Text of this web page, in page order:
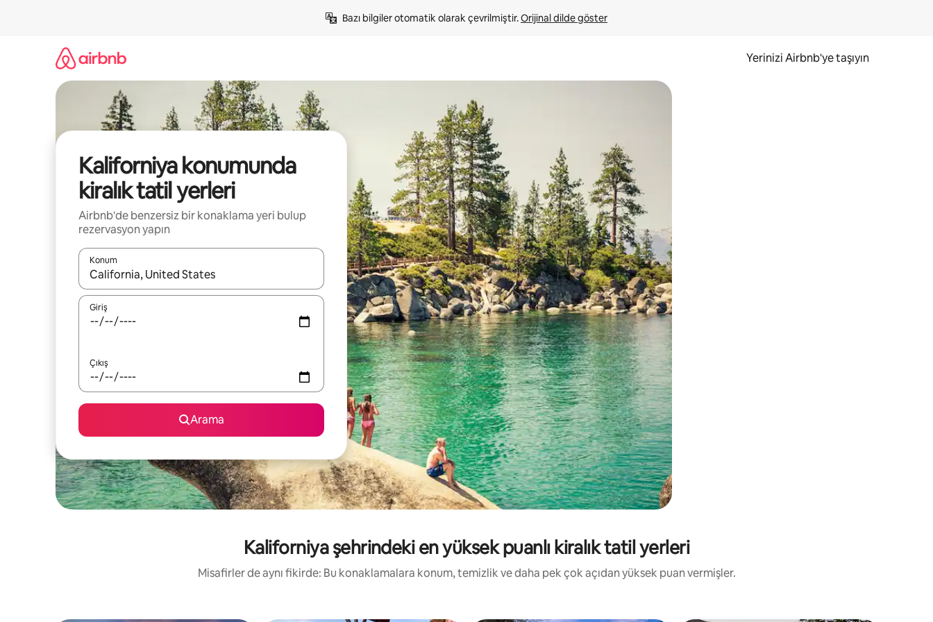
Bazı bilgiler otomatik olarak çevrilmiştir. Orijinal dilde göster
Yerinizi Airbnb'ye taşıyın
Kaliforniya konumunda
kiralık tatil yerleri
Airbnb'de benzersiz bir konaklama yeri bulup
rezervasyon yapın
Konum
Sonuçlar kullanılabilir olduğunda yukarı ve aşağı oklarıyla gezinin veya dokunarak ya da kaydırma hareketleriyle keşfedin.
Giriş
Çıkış
Arama
Kaliforniya şehrindeki en yüksek puanlı kiralık tatil yerleri
Misafirler de aynı fikirde: Bu konaklamalara konum, temizlik ve daha pek çok açıdan yüksek puan vermişler.